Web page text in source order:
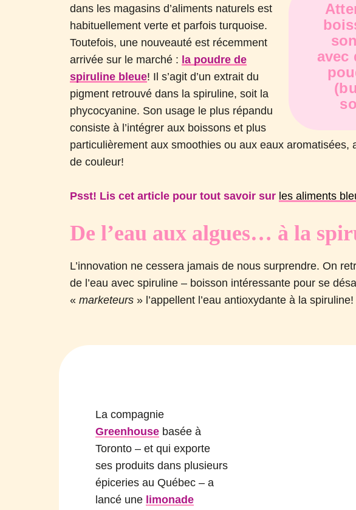
avec
dans les magasins d’aliments naturels est
habituellement verte et parfois turquoise.
Toutefois, une nouveauté est récemment
arrivée sur le marché : la poudre de
spiruline bleue! Il s’agit d’un extrait du
pigment retrouvé dans la spiruline, soit la
phycocyanine. Son usage le plus répandu
consiste à l’intégrer aux boissons et plus
particulièrement aux smoothies ou aux eaux aromatisées,
de couleur!
Psst! Lis cet article pour tout savoir sur les aliments
De l’eau aux algues… à la
L’innovation ne cessera jamais de nous surprendre. On
de l’eau avec spiruline – boisson intéressante pour se
«marketeurs » l’appellent l’eau antioxydante à la spiruline!
La compagnie
Greenhouse basée à
Toronto – et qui exporte
ses produits dans plusieurs
épiceries au Québec – a
lancé une limonade